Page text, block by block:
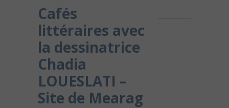
Cafés
littéraires avec
la dessinatrice
Chadia
LOUESLATI –
Site de Mearag